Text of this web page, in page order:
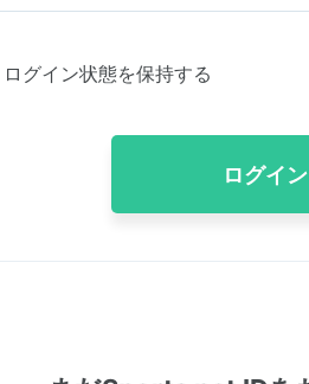
ログイン状態を保持する
ログイン